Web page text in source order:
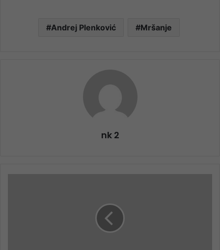
Andrej Plenković Mršanje
nk 2